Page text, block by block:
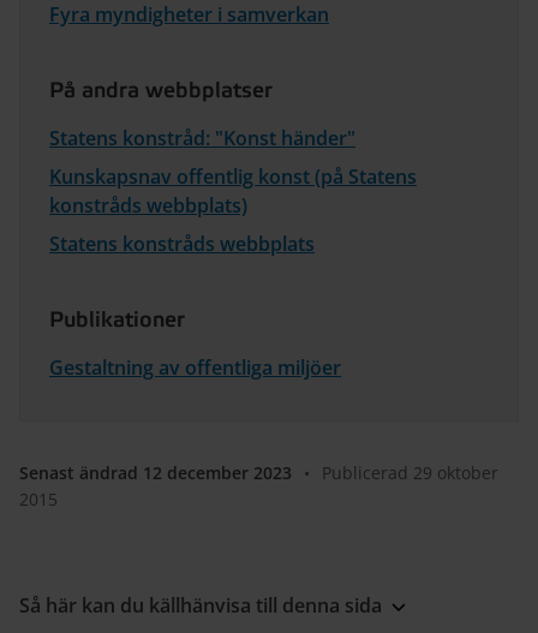
Fyra myndigheter i samverkan
På andra webbplatser
Statens konstråd: "Konst händer"
Kunskapsnav offentlig konst (på Statens
konstråds webbplats)
Statens konstråds webbplats
Publikationer
Gestaltning av offentliga miljöer
Senast ändrad 12 december 2023 •
Publicerad 29 oktober
2015
Så här kan du källhänvisa till denna sida